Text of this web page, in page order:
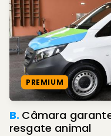
PREMIUM
B. Câmara
resgate animal